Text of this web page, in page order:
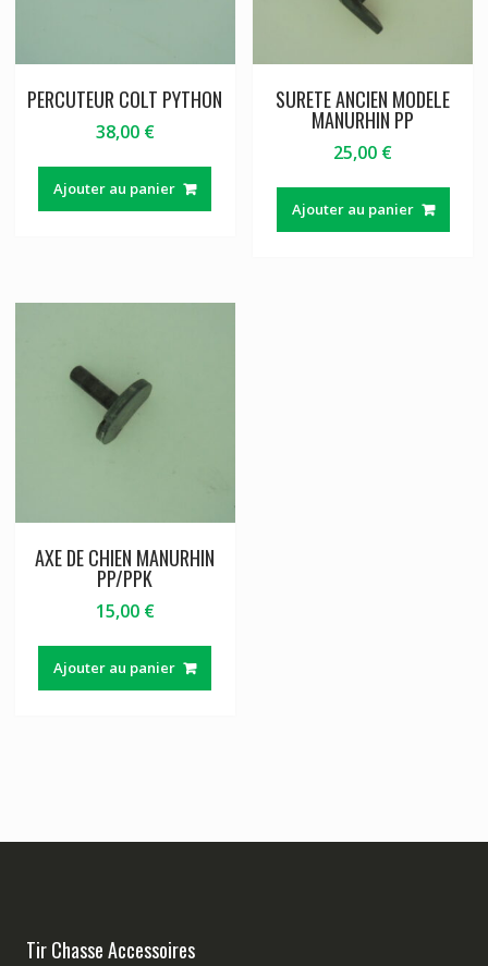
PERCUTEUR COLT PYTHON
38,00 €
Ajouter au panier
SURETE ANCIEN MODELE
MANURHIN PP
25,00 €
Ajouter au panier
AXE DE CHIEN MANURHIN
PP/PPK
15,00 €
Ajouter au panier
Tir Chasse Accessoires